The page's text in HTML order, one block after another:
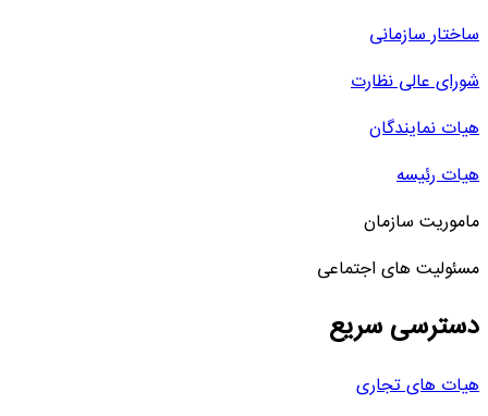
ساختار سازمانی
شورای عالی نظارت
هیات نمایندگان
هیات رئیسه
ماموریت سازمان
مسئولیت های اجتماعی
دسترسی سریع
هیات های تجاری